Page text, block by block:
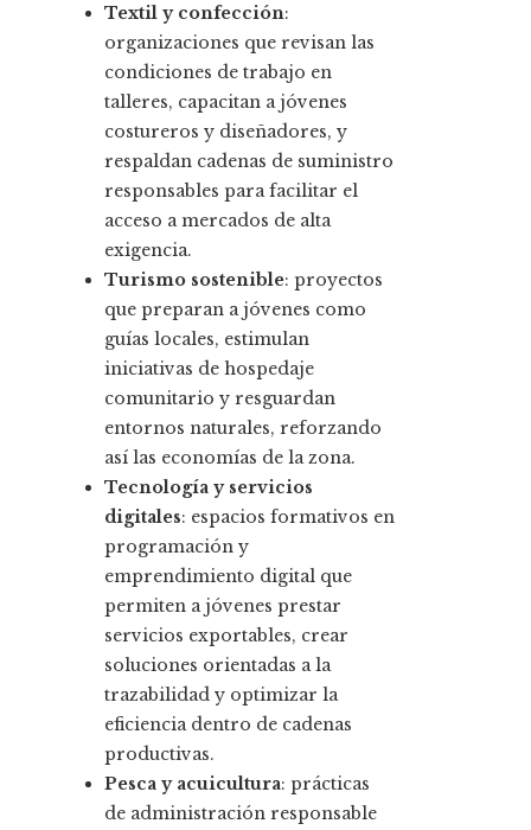
Textil y confección:
organizaciones que revisan las
condiciones de trabajo en
talleres, capacitan a jóvenes
costureros y diseñadores, y
respaldan cadenas de suministro
responsables para facilitar el
acceso a mercados de alta
exigencia.
Turismo sostenible: proyectos
que preparan a jóvenes como
guías locales, estimulan
iniciativas de hospedaje
comunitario y resguardan
entornos naturales, reforzando
así las economías de la zona.
Tecnología y servicios
digitales: espacios formativos en
programación y
emprendimiento digital que
permiten a jóvenes prestar
servicios exportables, crear
soluciones orientadas a la
trazabilidad y optimizar la
eficiencia dentro de cadenas
productivas.
Pesca y acuicultura: prácticas
de administración responsable